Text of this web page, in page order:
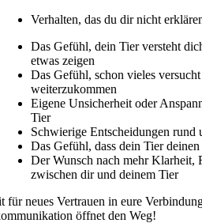
Verhalten, das du dir nicht
Das Gefühl, dein Tier versteht
etwas zeigen
Das Gefühl, schon vieles
weiterzukommen
Eigene Unsicherheit oder
Tier
Schwierige Entscheidungen rund
Das Gefühl, dass dein Tier
Der Wunsch nach mehr Klarheit,
zwischen dir und deinem Tier
für neues Vertrauen in eure
öffnet den Weg!